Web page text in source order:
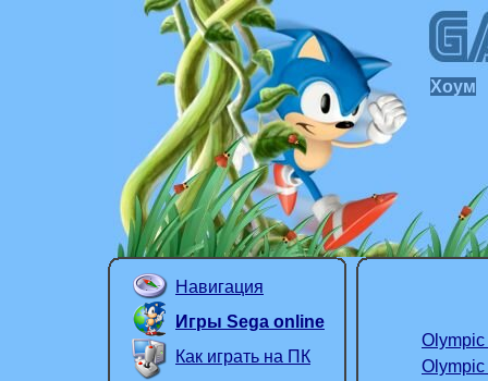
Навигация
Как играть на ПК
Игры Sega online
Хоум